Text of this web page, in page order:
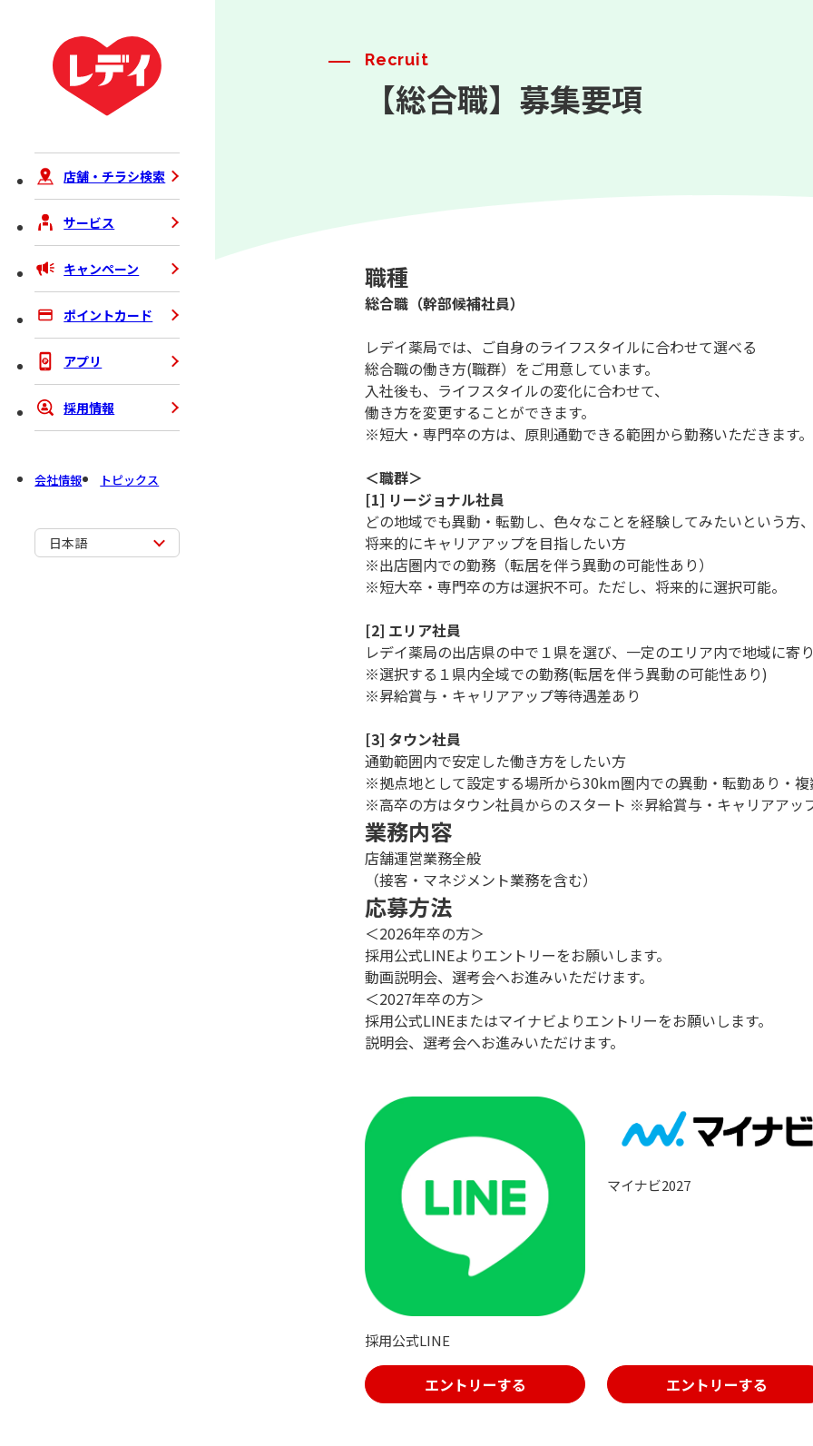
店舗・チラシ検索
サービス
キャンペーン
ポイントカード
アプリ
採用情報
会社情報 トピックス
日本語
Recruit
【総合職】募集要項
職種
総合職（幹部候補社員）
レデイ薬局では、ご自身のライフスタイルに合わせて選べる
総合職の働き方(職群）をご用意しています。
入社後も、ライフスタイルの変化に合わせて、
働き方を変更することができます。
※短大・専門卒の方は、原則通勤できる範囲から勤務いただきます。
＜職群＞
[1] リージョナル社員
どの地域でも異動・転勤し、色々なことを経験してみたいという方
将来的にキャリアアップを目指したい方
※出店圏内での勤務（転居を伴う異動の可能性あり）
※短大卒・専門卒の方は選択不可。ただし、将来的に選択可能。
[2] エリア社員
レデイ薬局の出店県の中で１県を選び、一定のエリア内で地域に寄
※選択する１県内全域での勤務(転居を伴う異動の可能性あり)
※昇給賞与・キャリアアップ等待遇差あり
[3] タウン社員
通勤範囲内で安定した働き方をしたい方
※拠点地として設定する場所から30km圏内での異動・転勤あり・
※高卒の方はタウン社員からのスタート ※昇給賞与・キャリアアッ
業務内容
店舗運営業務全般
（接客・マネジメント業務を含む）
応募方法
＜2026年卒の方＞
採用公式LINEよりエントリーをお願いします。
動画説明会、選考会へお進みいただけます。
＜2027年卒の方＞
採用公式LINEまたはマイナビよりエントリーをお願いします。
説明会、選考会へお進みいただけます。
採用公式LINE
エントリーする
マイナビ2027
エントリーする